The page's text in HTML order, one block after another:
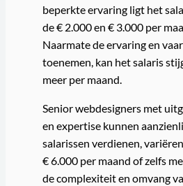
beperkte ervaring ligt het
de € 2.000 en € 3.000 per
Naarmate de ervaring en
toenemen, kan het salaris
meer per maand.
Senior webdesigners met
en expertise kunnen
salarissen verdienen,
€ 6.000 per maand of zelfs
de complexiteit en omvang